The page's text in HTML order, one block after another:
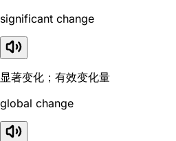
significant change
显著变化；有效变化量
global change